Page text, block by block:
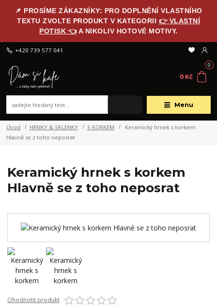
📌 PROSÍME ZÁKAZNÍKY: PRO DOPLNĚNÍ VLASTNÍHO
TEXTU ZVOLTE PRODUKT V KATEGORII 👉 VLASTNÍ
POTISK 👈 A NIKOLIV HOTOVÉ MOTIVY.
Menu
+420 739 577 041
0
0 Kč
Úvod HRNKY & SKLENKY S KORKEM
Keramický hrnek s korkem
Hlavně se z toho neposrat
Keramický hrnek s korkem
Hlavně se z toho neposrat
Ohodnotit produkt